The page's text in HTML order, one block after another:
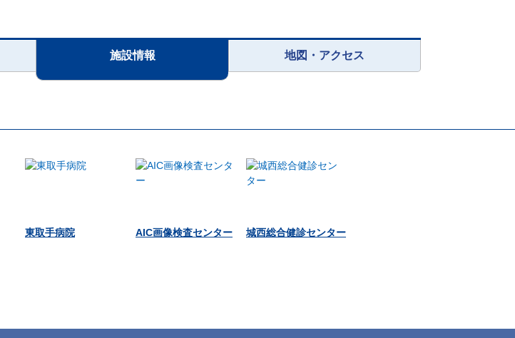
施設情報 地図・アクセス
東取手病院 AIC画像検査センター 城西総合健診センター